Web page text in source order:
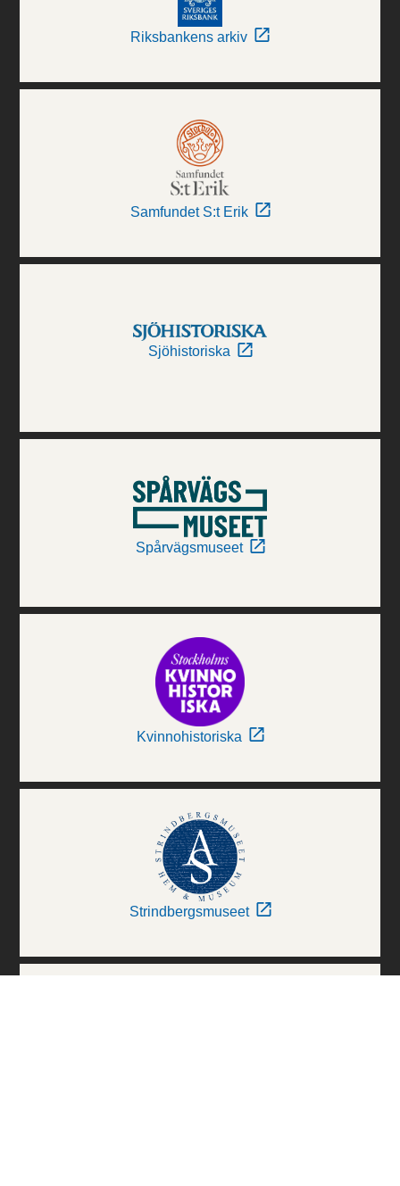
Riksbankens arkiv
Samfundet S:t Erik
Sjöhistoriska
Spårvägsmuseet
Kvinnohistoriska
Strindbergsmuseet